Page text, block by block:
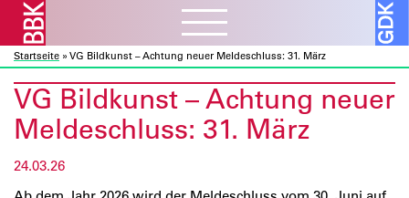
Aktuelles ᐯ
BBK Muc und Obb
BBK Bund und Länder
Ausschreibungen
Verbandsarbeit ᐯ
Kunst und Bauen
Mitglieder
Startseite » VG Bildkunst – Achtung neuer Meldeschluss: 31. März
VG Bildkunst – Achtung neuer
Meldeschluss: 31. März
24.03.26